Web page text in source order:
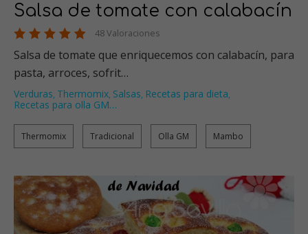
Salsa de tomate con calabacín
48 Valoraciones
Salsa de tomate que enriquecemos con calabacín, para
pasta, arroces, sofrit…
Verduras, Thermomix, Salsas, Recetas para dieta,
Recetas para olla GM…
Thermomix Tradicional Olla GM Mambo